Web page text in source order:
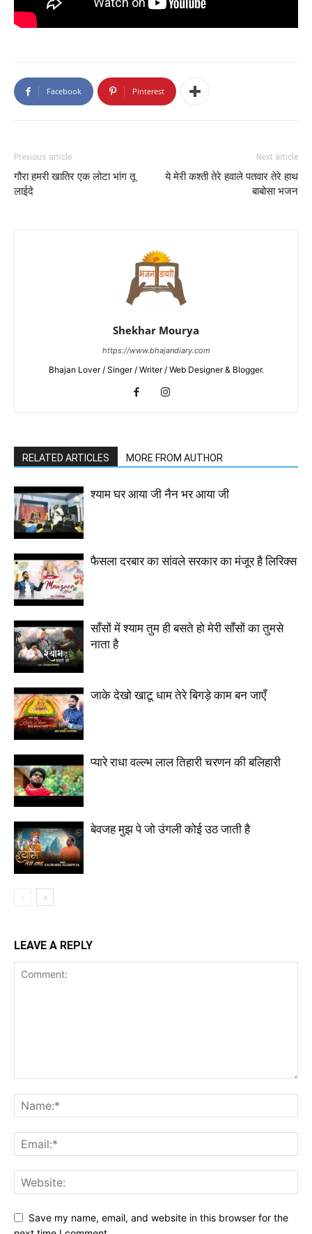
Facebook Pinterest
Previous article
गौरा हमरी खातिर एक लोटा भांग तू
लाईदे
Next article
ये मेरी कश्ती तेरे हवाले पतवार तेरे हाथ
बाबोसा भजन
Shekhar Mourya
https://www.bhajandiary.com
Bhajan Lover / Singer / Writer / Web Designer & Blogger.
RELATED ARTICLES MORE FROM AUTHOR
श्याम घर आया जी नैन भर आया जी
फैसला दरबार का सांवले सरकार का मंजूर है लिरिक्स
साँसों में श्याम तुम ही बसते हो मेरी साँसों का तुमसे
नाता है
जाके देखो खाटू धाम तेरे बिगड़े काम बन जाएँ
प्यारे राधा वल्ल्भ लाल तिहारी चरणन की बलिहारी
बेवजह मुझ पे जो उंगली कोई उठ जाती है
LEAVE A REPLY
Save my name, email, and website in this browser for the